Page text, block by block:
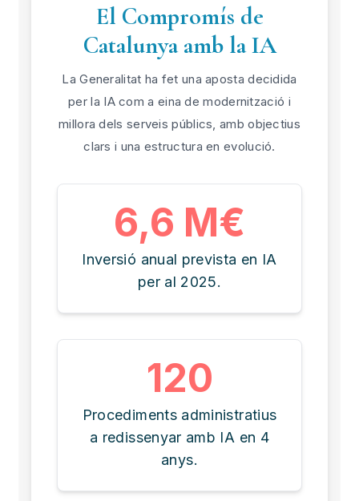
El Compromís de
Catalunya amb la IA
La Generalitat ha fet una aposta decidida
per la IA com a eina de modernització i
millora dels serveis públics, amb objectius
clars i una estructura en evolució.
6,6 M€
Inversió anual prevista en IA
per al 2025.
120
Procediments administratius
a redissenyar amb IA en 4
anys.